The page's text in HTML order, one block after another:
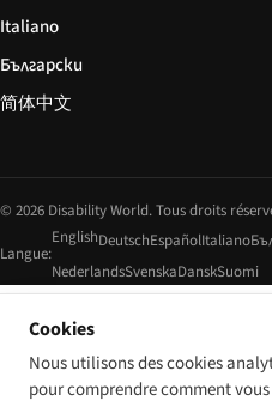
Italiano
Български
简体中文
© 2026 Disability World. Tous droits
Langue:
EnglishDeutschEspañolItaliano
NederlandsSvenskaDanskSuomi
Cookies
Nous utilisons des cookies
pour comprendre comment